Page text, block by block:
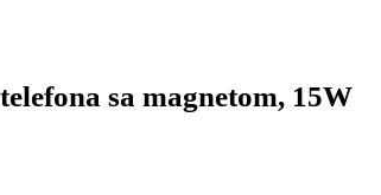
sa magnetom, 15W